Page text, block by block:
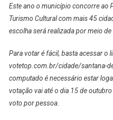
Este ano o município concorre ao
Turismo Cultural com mais 45
escolha será realizada por meio
Para votar é fácil, basta acessar o
votetop.com.br/cidade/santana-
computado é necessário estar
votação vai até o dia 15 de
voto por pessoa.